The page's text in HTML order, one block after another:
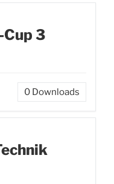
3
0 Downloads